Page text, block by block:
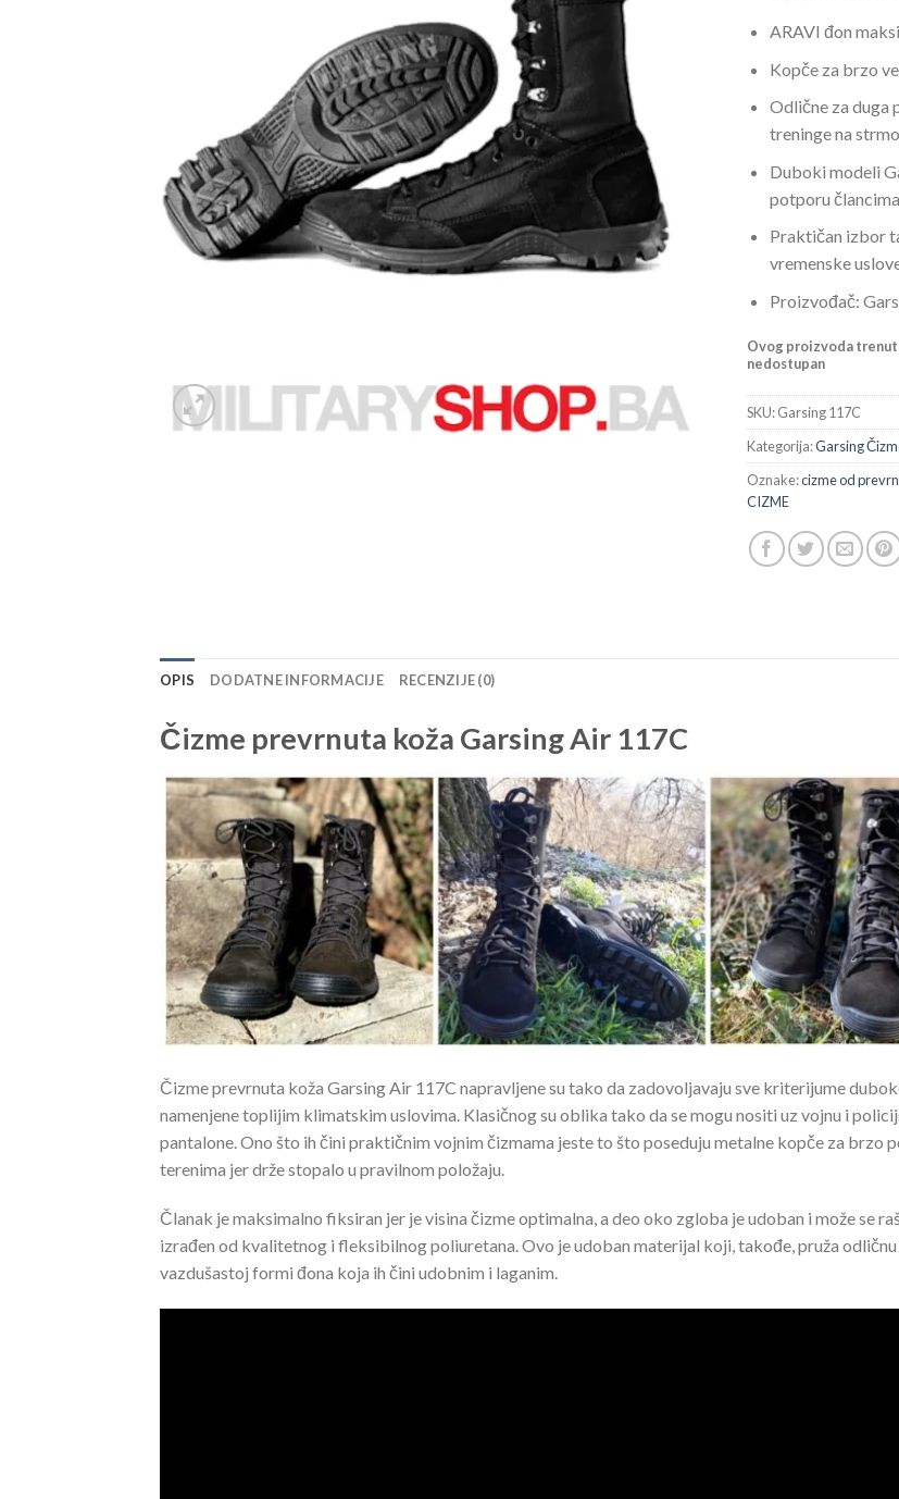
ARAVI đon
Kopče za brzo
Odlične za duga
treninge na
Duboki modeli
potporu člancima
Praktičan izbor
vremenske
Proizvođač:
Ovog proizvoda
nedostupan
SKU:Garsing 117C
Kategorija:Garsing
Oznake:cizme od
CIZME
OPIS DODATNE INFORMACIJE RECENZIJE (0)
Čizme prevrnuta koža Garsing Air 117C
Čizme prevrnuta koža Garsing Air 117C napravljene su tako da zadovoljavaju sve kriterijume
namenjene toplijim klimatskim uslovima. Klasičnog su oblika tako da se mogu nositi uz vojnu i
pantalone. Ono što ih čini praktičnim vojnim čizmama jeste to što poseduju metalne kopče za brzo
terenima jer drže stopalo u pravilnom položaju.
Članak je maksimalno fiksiran jer je visina čizme optimalna, a deo oko zgloba je udoban i može se
izrađen od kvalitetnog i fleksibilnog poliuretana. Ovo je udoban materijal koji, takođe, pruža
vazdušastoj formi đona koja ih čini udobnim i laganim.